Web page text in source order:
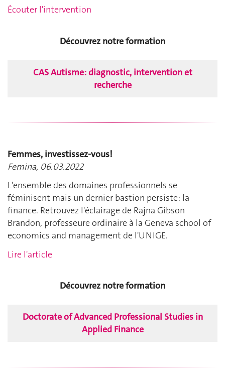
Écouter l'intervention
Découvrez notre formation
CAS Autisme: diagnostic, intervention et
recherche
Femmes, investissez-vous!
Femina, 06.03.2022
L'ensemble des domaines professionnels se
féminisent mais un dernier bastion persiste: la
finance. Retrouvez l'éclairage de Rajna Gibson
Brandon, professeure ordinaire à la Geneva school of
economics and management de l'UNIGE.
Lire l'article
Découvrez notre formation
Doctorate of Advanced Professional Studies in
Applied Finance